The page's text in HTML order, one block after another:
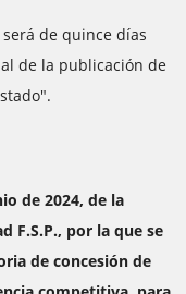
de quince días
de la publicación de
de 2024, de la
F.S.P., por la que se
de concesión de